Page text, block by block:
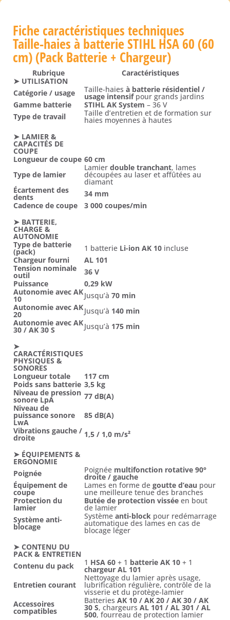
Fiche caractéristiques techniques
Taille-haies à batterie STIHL HSA 60 (60
cm) (Pack Batterie + Chargeur)
Rubrique
Caractéristiques
➤ UTILISATION
Catégorie / usage
Taille-haies à batterie résidentiel /
usage intensifpour grands jardins
Gamme batterie
STIHL AK System – 36 V
Type de travail
Taille d’entretien et de formation sur
haies moyennes à hautes
➤ LAMIER &
CAPACITÉS DE
COUPE
Longueur de coupe 60 cm
Type de lamier
Lamier double tranchant, lames
découpées au laser et affûtées au
diamant
Écartement des
dents
34 mm
Cadence de coupe
3 000 coupes/min
➤ BATTERIE,
CHARGE &
AUTONOMIE
Type de batterie
(pack) 1 batterie Li-ion AK 10 incluse
Chargeur fourni
AL 101
Tension nominale
outil
36 V
Puissance
0,29 kW
Autonomie avec AK
10 Jusqu’à 70 min
Autonomie avec AK
20 Jusqu’à 140 min
Autonomie avec AK
30 / AK 30 S Jusqu’à 175 min
➤
CARACTÉRISTIQUES
PHYSIQUES &
SONORES
Longueur totale
117 cm
Poids sans batterie 3,5 kg
Niveau de pression
sonore LpA
77 dB(A)
Niveau de
puissance sonore
LwA
85 dB(A)
Vibrations gauche /
droite 1,5 / 1,0 m/s²
➤ ÉQUIPEMENTS &
ERGONOMIE
Poignée
Poignée multifonction rotative 90°
droite / gauche
Équipement de
coupe
Lames en forme de goutte d’eau pour
une meilleure tenue des branches
Protection du
lamier
Butée de protection vissée en bout
de lamier
Système anti-
blocage
Système anti-block pour redémarrage
automatique des lames en cas de
blocage léger
➤ CONTENU DU
PACK & ENTRETIEN
Contenu du pack
1 HSA 60 + 1 batterie AK 10 + 1
chargeur AL 101
Entretien courant
Nettoyage du lamier après usage,
lubrification régulière, contrôle de la
visserie et du protège-lamier
Accessoires
compatibles
Batteries AK 10 / AK 20 / AK 30 / AK
30 S, chargeurs AL 101 / AL 301 / AL
500, fourreau de protection lamier